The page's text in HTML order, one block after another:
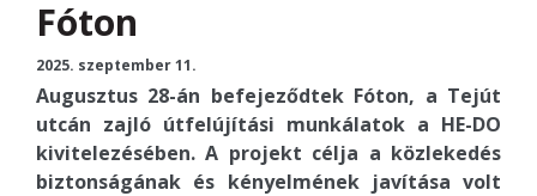
Fóton
2025. szeptember 11.
Augusztus 28-án befejeződtek Fóton, a Tejút
utcán zajló útfelújítási munkálatok a HE-DO
kivitelezésében. A projekt célja a közlekedés
biztonságának és kényelmének javítása volt